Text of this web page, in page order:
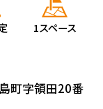
1スペース
町字領田20番